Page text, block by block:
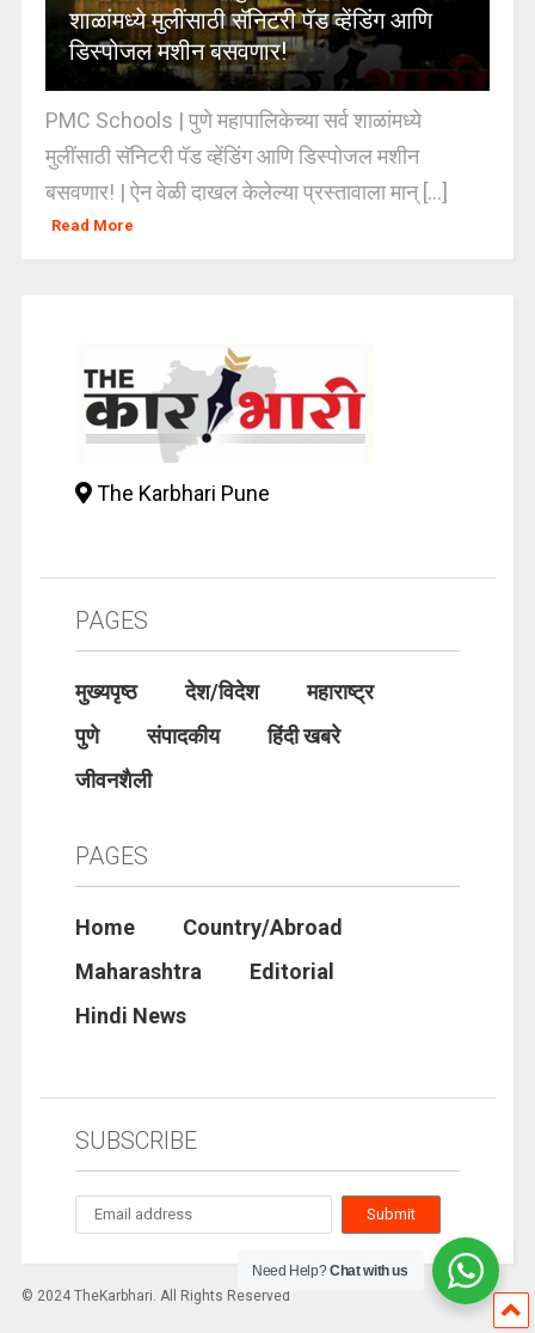
शाळांमध्ये मुलींसाठी सॅनिटरी पॅड व्हेंडिंग आणि
डिस्पोजल मशीन बसवणार!
PMC Schools | पुणे महापालिकेच्या सर्व शाळांमध्ये
मुलींसाठी सॅनिटरी पॅड व्हेंडिंग आणि डिस्पोजल मशीन
बसवणार! | ऐन वेळी दाखल केलेल्या प्रस्तावाला मान् [...]
Read More
The Karbhari Pune
PAGES
मुख्यपृष्ठ देश/विदेश
महाराष्ट्र
पुणे
संपादकीय
हिंदी खबरे
जीवनशैली
PAGES
Home
Country/Abroad
Maharashtra
Editorial
Hindi News
SUBSCRIBE
© 2024 TheKarbhari. All Rights Reserved
Need Help?Chat with us